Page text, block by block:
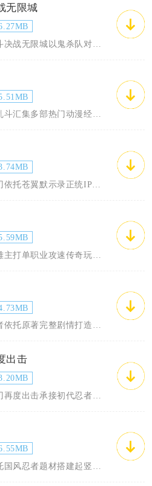
无限城
简介：动漫大乱斗汇集多部热门动漫经典人物，打破原作次元限制，实现不同世界观角色同台...
简介：火影忍者依托原著完整剧情打造横版忍术格斗手游，收录鸣人、佐助、宇智波鼬等百余...
出击